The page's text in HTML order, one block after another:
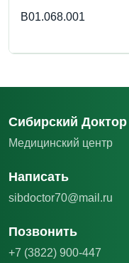
B01.068.001
Сибирский Доктор
Медицинский центр
Написать
sibdoctor70@mail.ru
Позвонить
+7 (3822) 900-447